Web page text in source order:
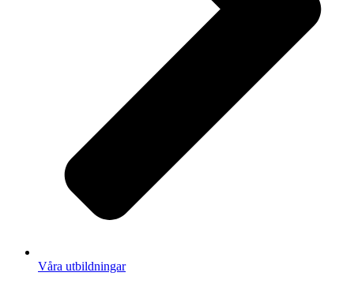
Våra utbildningar